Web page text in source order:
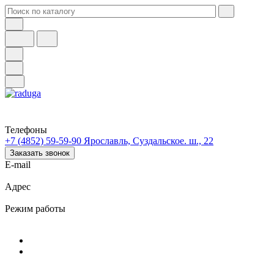
Телефоны
+7 (4852) 59-59-90 Ярославль, Суздальское. ш., 22
Заказать звонок
E-mail
Адрес
Режим работы